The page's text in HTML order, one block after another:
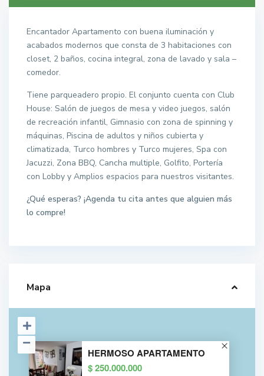
Encantador Apartamento con buena iluminación y
acabados modernos que consta de 3 habitaciones con
closet, 2 baños, cocina integral, zona de lavado y sala –
comedor.
Tiene parqueadero propio. El conjunto cuenta con Club
House: Salón de juegos de mesa y video juegos, salón
de recreación infantil, Gimnasio con zona de spinning y
máquinas, Piscina de adultos y niños cubierta y
climatizada, Turco hombres y Turco mujeres, Spa con
Jacuzzi, Zona BBQ, Cancha multiple, Golfito, Portería
con Lobby y Amplios espacios para nuestros visitantes.
¿Qué esperas? ¡Agenda tu cita antes que alguien más
lo compre!
Mapa
HERMOSO APARTAMENTO
$ 250.000.000